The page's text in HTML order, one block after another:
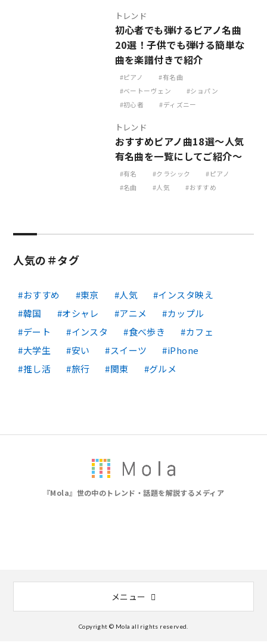
トレンド
初心者でも弾けるピアノ名曲
20選！子供でも弾ける簡単な
曲を楽譜付きで紹介
ピアノ
有名曲
ベートーヴェン
ショパン
初心者
ディズニー
トレンド
おすすめピアノ曲18選～人気
有名曲を一覧にしてご紹介～
有名 クラシック
ピアノ
名曲
人気 おすすめ
人気の＃タグ
おすすめ 東京 人気
インスタ映え
韓国
オシャレ アニメ
カップル
デート
インスタ 食べ歩き
カフェ
大学生
安い スイーツ
iPhone
推し活
旅行 関東 グルメ
『Mola』世の中のトレンド・話題を解説するメディア
メニュー
Copyright © Mola all rights reserved.